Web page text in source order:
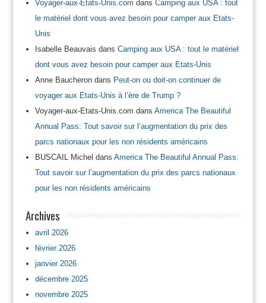
Voyager-aux-Etats-Unis.com dans Camping aux USA : tout
le matériel dont vous avez besoin pour camper aux Etats-
Unis
Isabelle Beauvais dans Camping aux USA : tout le matériel
dont vous avez besoin pour camper aux Etats-Unis
Anne Baucherondans Peut-on ou doit-on continuer de
voyager aux Etats-Unis à l’ère de Trump ?
Voyager-aux-Etats-Unis.com dans America The Beautiful
Annual Pass: Tout savoir sur l’augmentation du prix des
parcs nationaux pour les non résidents américains
BUSCAIL Michel dans America The Beautiful Annual Pass:
Tout savoir sur l’augmentation du prix des parcs nationaux
pour les non résidents américains
Archives
avril 2026
février 2026
janvier 2026
décembre 2025
novembre 2025